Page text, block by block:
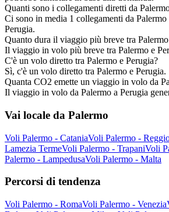
Quanti sono i collegamenti diretti da
Ci sono in media 1 collegamenti da
Perugia.
Quanto dura il viaggio più breve tra
Il viaggio in volo più breve tra Palermo e
C'è un volo diretto tra Palermo e Perugia?
Sì, c'è un volo diretto tra Palermo e Perugia.
Quanta CO2 emette un viaggio in volo da
Il viaggio in volo da Palermo a Perugia
Vai locale da Palermo
Voli Palermo - CataniaVoli Palermo -
Lamezia TermeVoli Palermo - TrapaniVoli
Palermo - LampedusaVoli Palermo - Malta
Percorsi di tendenza
Voli Palermo - RomaVoli Palermo - Venezia